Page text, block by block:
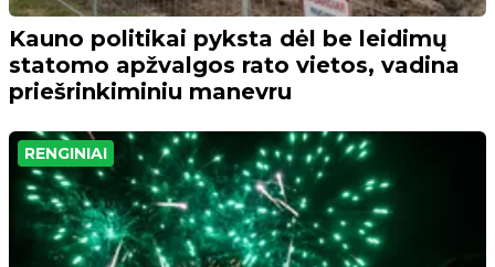
Kauno politikai pyksta dėl be leidimų
statomo apžvalgos rato vietos, vadina
priešrinkiminiu manevru
RENGINIAI